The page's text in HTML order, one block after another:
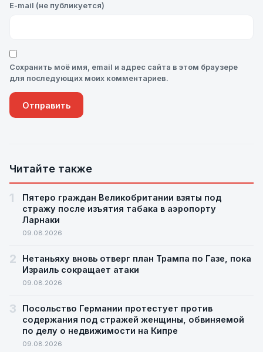
E-mail (не публикуется)
Сохранить моё имя, email и адрес сайта в этом браузере
для последующих моих комментариев.
Читайте также
1
Пятеро граждан Великобритании взяты под
стражу после изъятия табака в аэропорту
Ларнаки
09.08.2026
2
Нетаньяху вновь отверг план Трампа по Газе, пока
Израиль сокращает атаки
09.08.2026
3
Посольство Германии протестует против
содержания под стражей женщины, обвиняемой
по делу о недвижимости на Кипре
09.08.2026